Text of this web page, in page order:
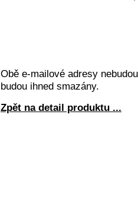
Obě e-mailové adresy
budou ihned smazány.
Zpět na detail produktu ...